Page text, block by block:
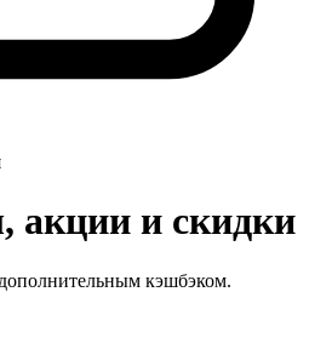
акции и скидки
кэшбэком.